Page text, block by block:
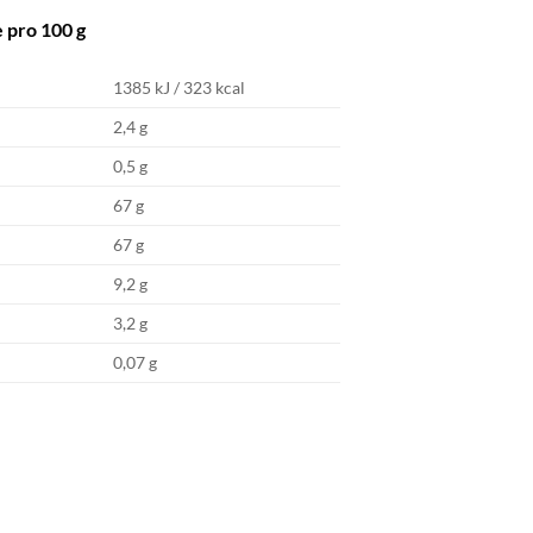
100 g
1385 kJ / 323 kcal
2,4 g
0,5 g
67 g
67 g
9,2 g
3,2 g
0,07 g